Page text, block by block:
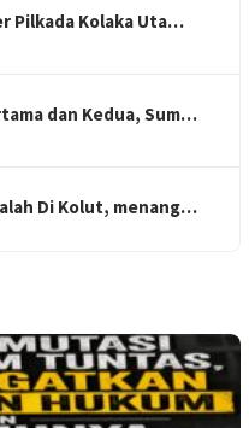
Pilkada Kolaka Uta…
dan Kedua, Sum…
Di Kolut, menang…